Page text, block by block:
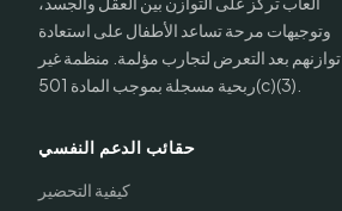
وتوجيهات مرحة تساعد الأطفال على استعادة
توازنهم بعد التعرض لتجارب مؤلمة. منظمة غير
ربحية مسجلة بموجب المادة 501(c)(3).
حقائب الدعم النفسي
كيفية التحضير